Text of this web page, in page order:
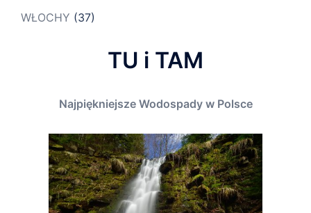
WŁOCHY (37)
TU i TAM
Najpiękniejsze Wodospady w Polsce